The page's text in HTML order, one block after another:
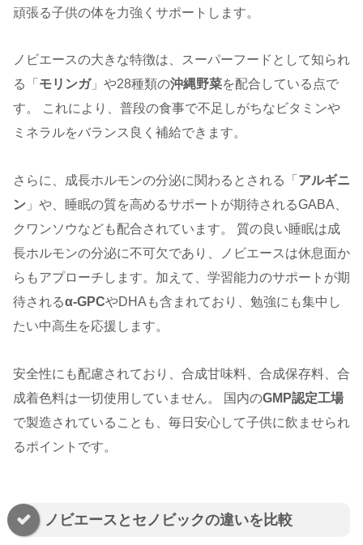
頑張る子供の体を力強くサポートします。
ノビエースの大きな特徴は、スーパーフードとして知られ
る「 モリンガ」や28種類の沖縄野菜を配合している点で
す。 これにより、普段の食事で不足しがちなビタミンや
ミネラルをバランス良く補給できます。
さらに、成長ホルモンの分泌に関わるとされる「 アルギニ
ン 」や、睡眠の質を高めるサポートが期待されるGABA、
クワンソウなども配合されています。 質の良い睡眠は成
長ホルモンの分泌に不可欠であり、ノビエースは休息面か
らもアプローチします。加えて、学習能力のサポートが期
待されるα-GPCやDHAも含まれており、勉強にも集中し
たい中高生を応援します。
安全性にも配慮されており、合成甘味料、合成保存料、合
成着色料は一切使用していません。 国内のGMP認定工場
で製造されていることも、毎日安心して子供に飲ませられ
るポイントです。
ノビエースとセノビックの違いを比較